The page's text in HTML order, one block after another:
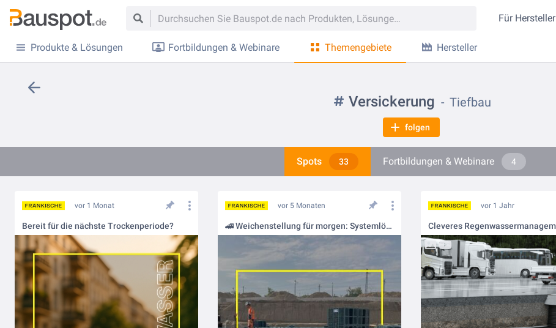
Für Hersteller
Produkte & Lösungen Fortbildungen & Webinare Themengebiete Hersteller
Versickerung Tiefbau
folgen
Spots 33 Fortbildungen & Webinare 4
vor 1 Monat
Bereit für die nächste Trockenperiode?
vor 5 Monaten
🚄 Weichenstellung für morgen: Systemlösungen von FRÄNKISCHE für das Bahnwerk Cottbus
vor 1 Jahr